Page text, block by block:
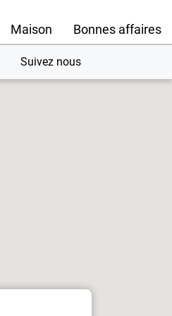
Maison Bonnes affaires
Suivez nous